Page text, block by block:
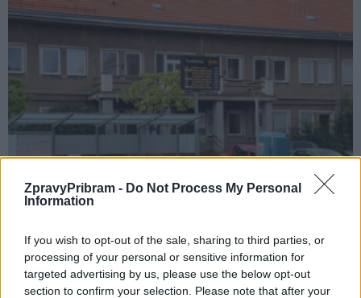
ZpravyPribram - Do Not Process My Personal
Information
If you wish to opt-out of the sale, sharing to third parties, or
processing of your personal or sensitive information for
targeted advertising by us, please use the below opt-out
section to confirm your selection. Please note that after your
Výměna školy za polikliniku je pro město
nepřijatelná
PŘÍBRAM – Nad výměnou polikliniky za domek pro Hornické muzeum
stále visí otazník. Před časem se na zasedání městského
zastupitelstva objevila informace, že město...